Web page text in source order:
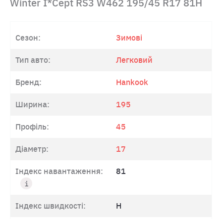
Winter I*Cept RS3 W462 195/45 R17 81H
Сезон: Зимові
Тип авто: Легковий
Бренд: Hankook
Ширина: 195
Профіль: 45
Діаметр: 17
Індекс навантаження: 81
Індекс швидкості: H